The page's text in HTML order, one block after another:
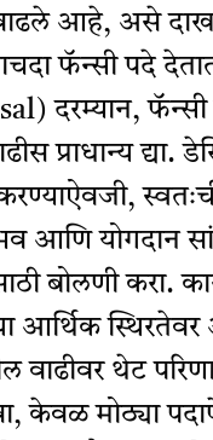
आहे, असे
फॅन्सी पदे
दरम्यान, फॅन्सी
प्राधान्य द्या.
आणि योगदान
बोलणी करा.
आर्थिक
वाढीवर थेट
केवळ मोठ्या